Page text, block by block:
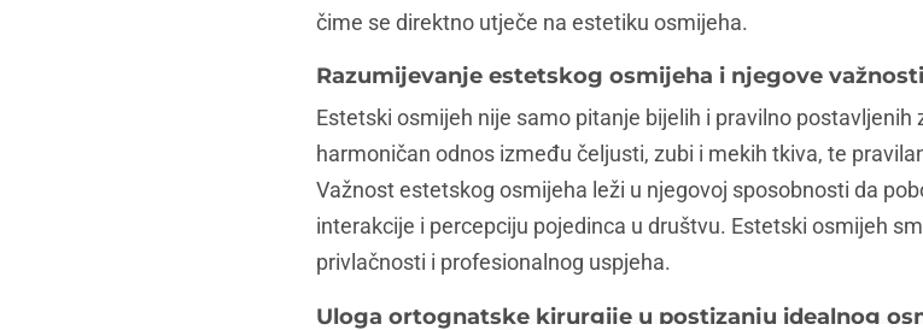
čime se direktno utječe na estetiku osmijeha.
Razumijevanje estetskog osmijeha i njegove važnosti
Estetski osmijeh nije samo pitanje bijelih i pravilno postavljenih
harmoničan odnos između čeljusti, zubi i mekih tkiva, te
Važnost estetskog osmijeha leži u njegovoj sposobnosti da
interakcije i percepciju pojedinca u društvu. Estetski osmijeh
privlačnosti i profesionalnog uspjeha.
Uloga ortognatske kirurgije u postizanju idealnog